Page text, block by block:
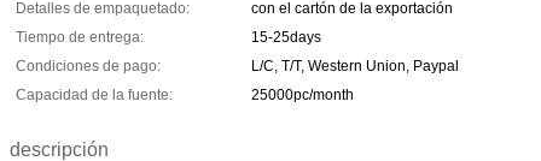
Detalles de empaquetado:
con el cartón de la exportación
Tiempo de entrega:
15-25days
Condiciones de pago:
L/C, T/T, Western Union, Paypal
Capacidad de la fuente:
25000pc/month
descripción